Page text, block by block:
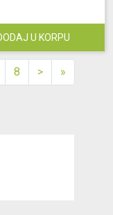
U KORPU
8 > »